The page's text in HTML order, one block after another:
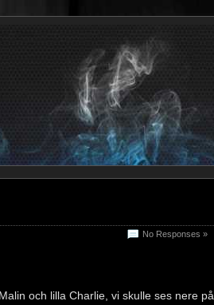
No Responses »
och lilla Charlie, vi skulle ses nere på